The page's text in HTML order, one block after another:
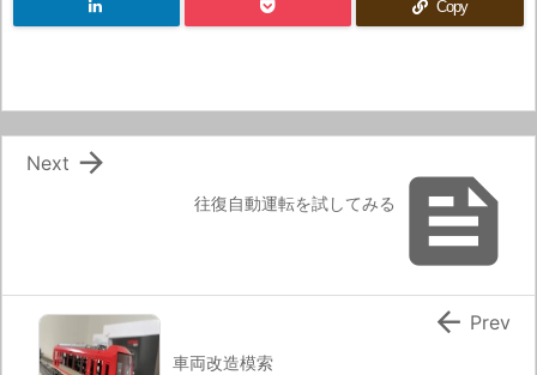
Copy

往復自動運転を試してみる

Next
車両改造模索
 Prev